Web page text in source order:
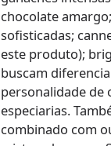
chocolate
sofisticadas;
este produto);
buscam
personalidade de
especiarias.
combinado com